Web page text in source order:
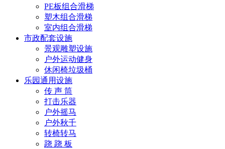
PE板组合滑梯
塑木组合滑梯
室内组合滑梯
市政配套设施
景观雕塑设施
户外运动健身
休闲椅垃圾桶
乐园通用设施
传 声 筒
打击乐器
户外摇马
户外秋千
转椅转马
跷 跷 板